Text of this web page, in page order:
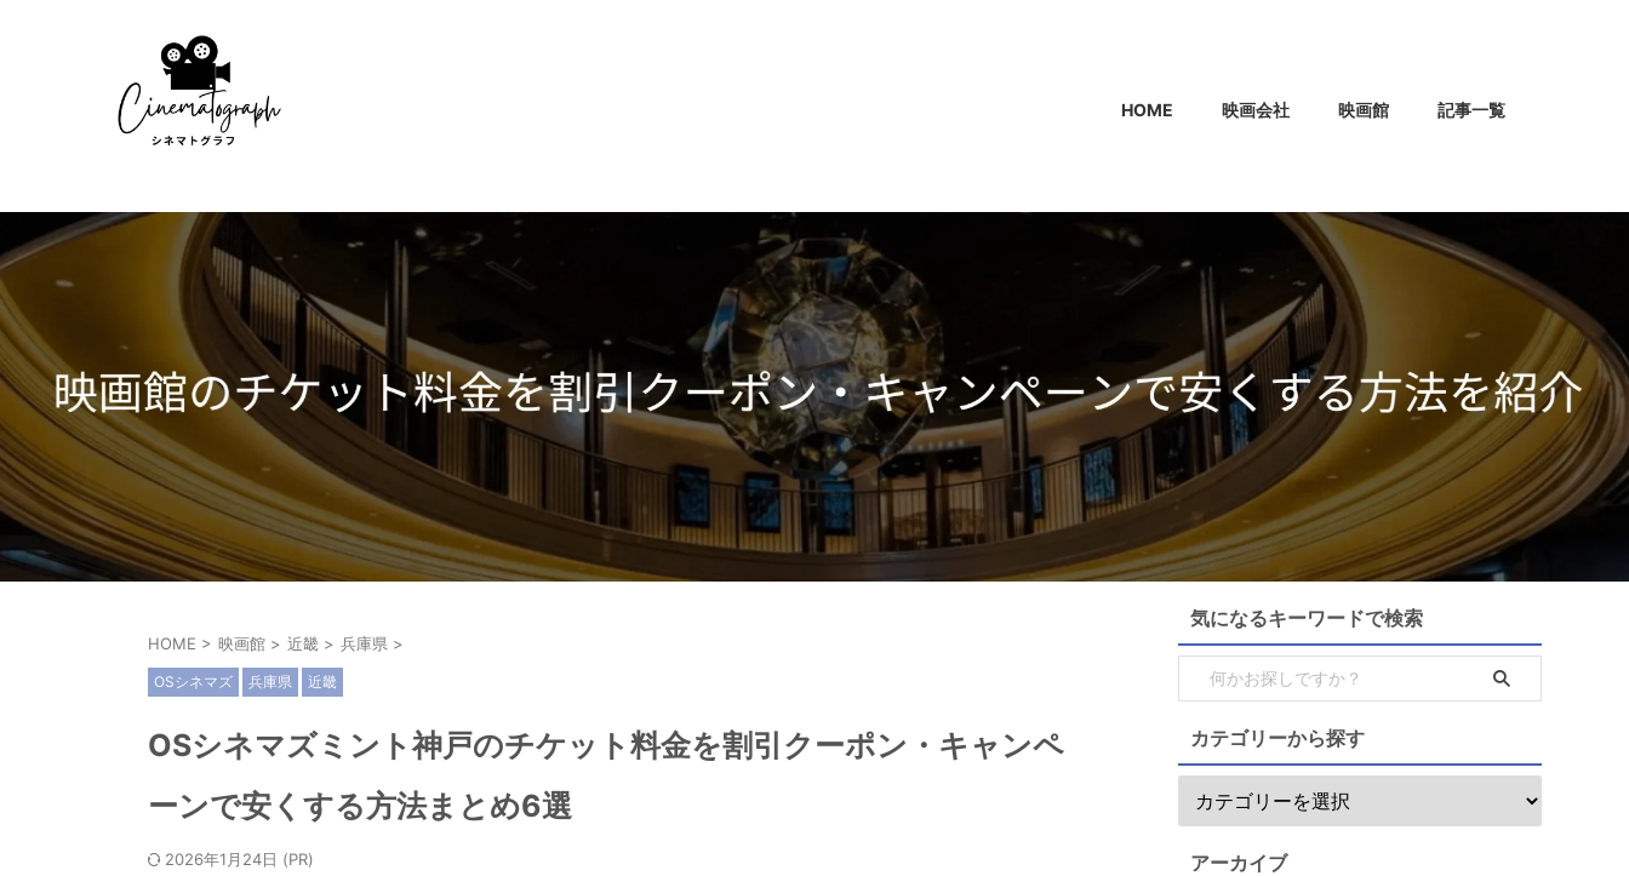
HOME 映画会社 映画館 記事一覧
HOME > 映画館 > 近畿 > 兵庫県 >
OSシネマズ 兵庫県 近畿
OSシネマズミント神戸のチケット料金を割引クーポン・キャンペ
ーンで安くする方法まとめ6選
2026年1月24日
気になるキーワードで検索
カテゴリーから探す
アーカイブ